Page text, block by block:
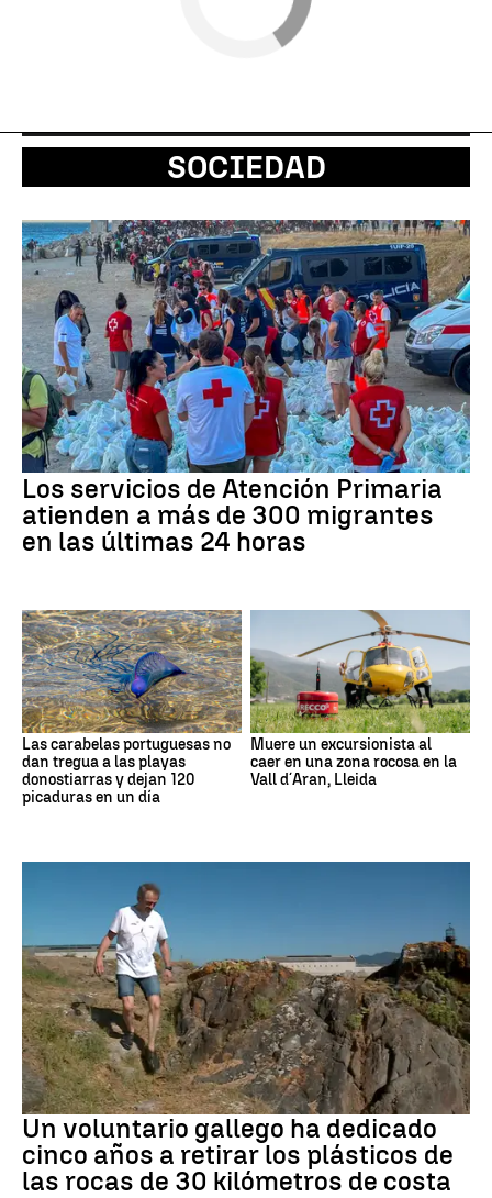
SOCIEDAD
Los servicios de Atención Primaria
atienden a más de 300 migrantes
en las últimas 24 horas
Las carabelas portuguesas no
dan tregua a las playas
donostiarras y dejan 120
picaduras en un día
Muere un excursionista al
caer en una zona rocosa en la
Vall d´Aran, Lleida
Medio ambiente
Un voluntario gallego ha dedicado
cinco años a retirar los plásticos de
las rocas de 30 kilómetros de costa